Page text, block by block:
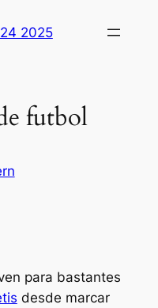
2025
futbol
para bastantes
desde marcar